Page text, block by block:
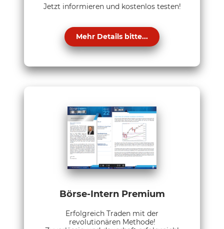
Jetzt informieren und kostenlos testen!
Mehr Details bitte...
Börse-Intern Premium
Erfolgreich Traden mit der
revolutionären Methode!